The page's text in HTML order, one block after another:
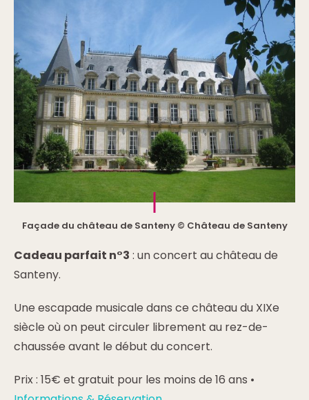
Façade du château de Santeny © Château de Santeny
Cadeau parfait n°3 : un concert au château de
Santeny.
Une escapade musicale dans ce château du XIXe
siècle où on peut circuler librement au rez-de-
chaussée avant le début du concert.
Prix : 15€ et gratuit pour les moins de 16 ans •